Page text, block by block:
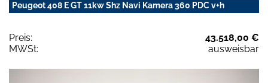
Peugeot 408 E GT 11kw Shz Navi Kamera 360 PDC v+h
Preis:
43.518,00 €
MWSt:
ausweisbar